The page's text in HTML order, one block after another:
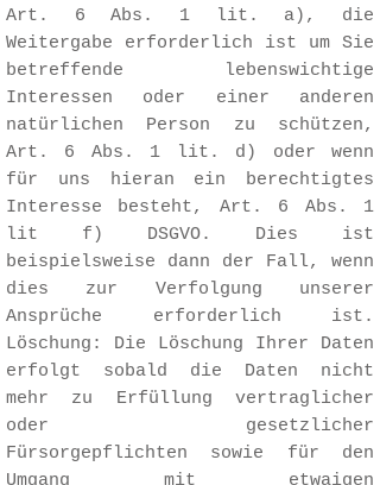
Art. 6 Abs. 1 lit. a), die
Weitergabe erforderlich ist um Sie
betreffende lebenswichtige
Interessen oder einer anderen
natürlichen Person zu schützen,
Art. 6 Abs. 1 lit. d) oder wenn
für uns hieran ein berechtigtes
Interesse besteht, Art. 6 Abs. 1
lit f) DSGVO. Dies ist
beispielsweise dann der Fall, wenn
dies zur Verfolgung unserer
Ansprüche erforderlich ist.
Löschung: Die Löschung Ihrer Daten
erfolgt sobald die Daten nicht
mehr zu Erfüllung vertraglicher
oder gesetzlicher
Fürsorgepflichten sowie für den
Umgang mit etwaigen